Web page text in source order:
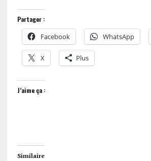
Partager :
Facebook WhatsApp
X Plus
J’aime ça :
Similaire